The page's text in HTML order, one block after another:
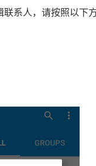
系人，请按照以下方